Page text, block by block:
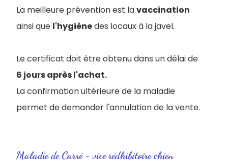
La meilleure prévention est lavaccination
ainsi que l'hygiènedes locaux à la javel.
Le certificat doit être obtenu dans un délai de
6 jours après l'achat.
La confirmation ultérieure de la maladie
permet de demander l'annulation de la vente.
Maladie de Carré - vice rédhibitoire chien